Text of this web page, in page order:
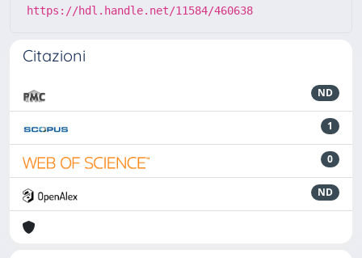
https://hdl.handle.net/11584/460638
Citazioni
ND
1
0
ND